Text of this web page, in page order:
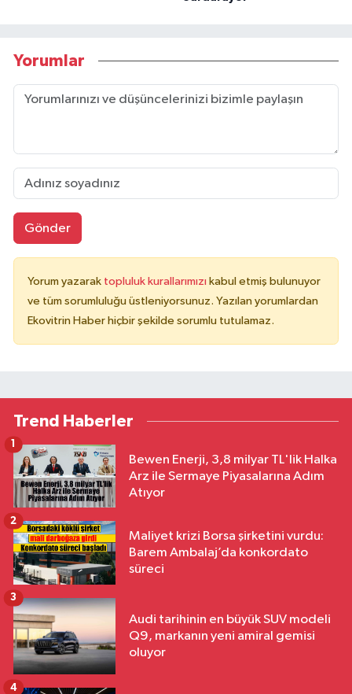
Yorumlar
Gönder
Yorum yazarak topluluk kurallarımızı kabul etmiş bulunuyor
ve tüm sorumluluğu üstleniyorsunuz. Yazılan yorumlardan
Ekovitrin Haber hiçbir şekilde sorumlu tutulamaz.
Trend Haberler
Bewen Enerji, 3,8 milyar TL'lik Halka
Arz ile Sermaye Piyasalarına Adım
Atıyor
1
Maliyet krizi Borsa şirketini vurdu:
Barem Ambalaj’da konkordato
süreci
2
Audi tarihinin en büyük SUV modeli
Q9, markanın yeni amiral gemisi
oluyor
3
4